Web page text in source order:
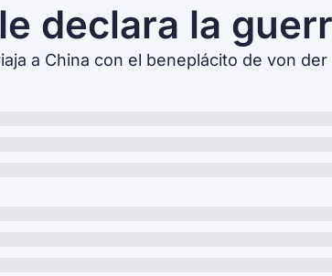
declara la
a China con el beneplácito de von der